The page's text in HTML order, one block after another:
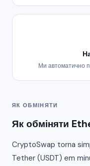
Ми автоматично
ЯК ОБМІНЯТИ
Як обміняти
CryptoSwap torna
Tether (USDT) em